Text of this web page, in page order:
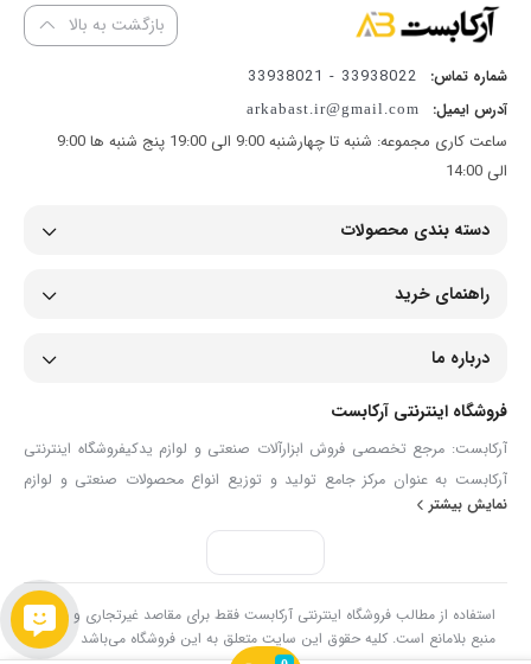
بازگشت به بالا
شماره تماس: 33938022 - 33938021
آدرس ایمیل: arkabast.ir@gmail.com
ساعت کاری مجموعه: شنبه تا چهارشنبه 9:00 الی 19:00 پنج شنبه ها 9:00
الی 14:00
دسته بندی محصولات
راهنمای خرید
درباره ما
فروشگاه اینترنتی آرکابست
آرکابست: مرجع تخصصی فروش ابزارآلات صنعتی و لوازم یدکیفروشگاه اینترنتی
آرکابست به عنوان مرکز جامع تولید و توزیع انواع محصولات صنعتی و لوازم
یدکی، همراهی مطمئن برای صنعتگران، تعمیرکاران و مصرف‌کنندگان حرفه‌ای
است. ما در آرکابست با گردآوری مجموعه‌ای گسترده از ابزارآلات دستی و برقی،
انواع شیلنگ و اتصالات، تجهیزات ایمنی، ابزارآلات دقیق و قطعات مصرفی مانند
بست فلزی، گریس‌ پمپ و لوازم پنچرگیری، تلاش می‌کنیم تا نیازهای تخصصی
شما را با بالاترین کیفیت و تنوع پاسخ دهیم.هدف ما در آرکابست، ارائه دسترسی
نمایش بیشتر
استفاده از مطالب فروشگاه اینترنتی آرکابست فقط برای مقاصد غیرتجاری و با ذکر
منبع بلامانع است. کلیه حقوق این سایت متعلق به این فروشگاه می‌باشد